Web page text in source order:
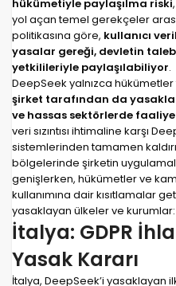
hükümetiyle paylaşılma riski
yol açan temel gerekçeler
politikasına göre, kullanıcı
yasalar gereği, devletin
yetkilileriyle paylaşılabiliyor.
DeepSeek yalnızca
şirket tarafından da
ve hassas sektörlerde
veri sızıntısı ihtimaline karşı
sistemlerinden tamamen
bölgelerinde şirketin
genişlerken, hükümetler ve
kullanımına dair kısıtlamalar
yasaklayan ülkeler ve kurumlar:
İtalya: GDPR
Yasak Kararı
İtalya, DeepSeek’i yasaklayan